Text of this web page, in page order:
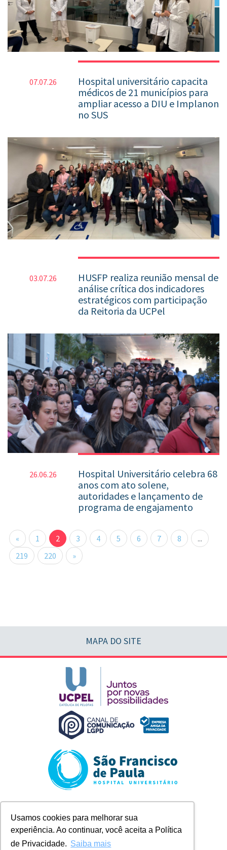
Usamos cookies para melhorar sua
experiência. Ao continuar, você aceita a Política
de Privacidade. Saiba mais
07.07.26
Hospital universitário capacita
médicos de 21 municípios para
ampliar acesso a DIU e Implanon
no SUS
03.07.26
HUSFP realiza reunião mensal de
análise crítica dos indicadores
estratégicos com participação
da Reitoria da UCPel
26.06.26
Hospital Universitário celebra 68
anos com ato solene,
autoridades e lançamento de
programa de engajamento
« 1 2 3 4 5 6 7 8
...
219
220 »
MAPA DO SITE
Pelotas/RS
+ 55 (53) 2128-8300
contato@husfp.ucpel.edu.br